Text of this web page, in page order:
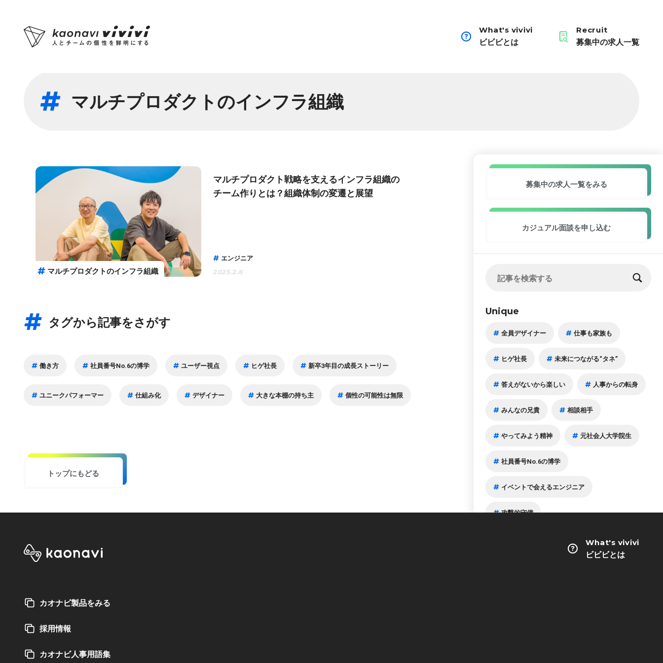
What's vivivi
ビビビとは
Recruit
募集中の求人一覧
マルチプロダクトのインフラ組織
マルチプロダクトのインフラ組織
マルチプロダクト戦略を支えるインフラ組織の
チーム作りとは？組織体制の変遷と展望
エンジニア
2025.2.6
タグから記事をさがす
働き方 社員番号No.6の博学 ユーザー視点 ヒゲ社長 新卒3年目の成長ストーリー
ユニークパフォーマー 仕組み化 デザイナー 大きな本棚の持ち主 個性の可能性は無限
募集中の求人一覧をみる
カジュアル面談を申し込む
Unique
全員デザイナー 仕事も家族も
ヒゲ社長 未来につながる“タネ”
答えがないから楽しい 人事からの転身
みんなの兄貴 相談相手
やってみよう精神 元社会人大学院生
社員番号No.6の博学
イベントで会えるエンジニア
攻撃的守備
子供のころから夢はプログラマー
トップにもどる
What's vivivi
ビビビとは
カオナビ製品をみる
採用情報
カオナビ人事用語集